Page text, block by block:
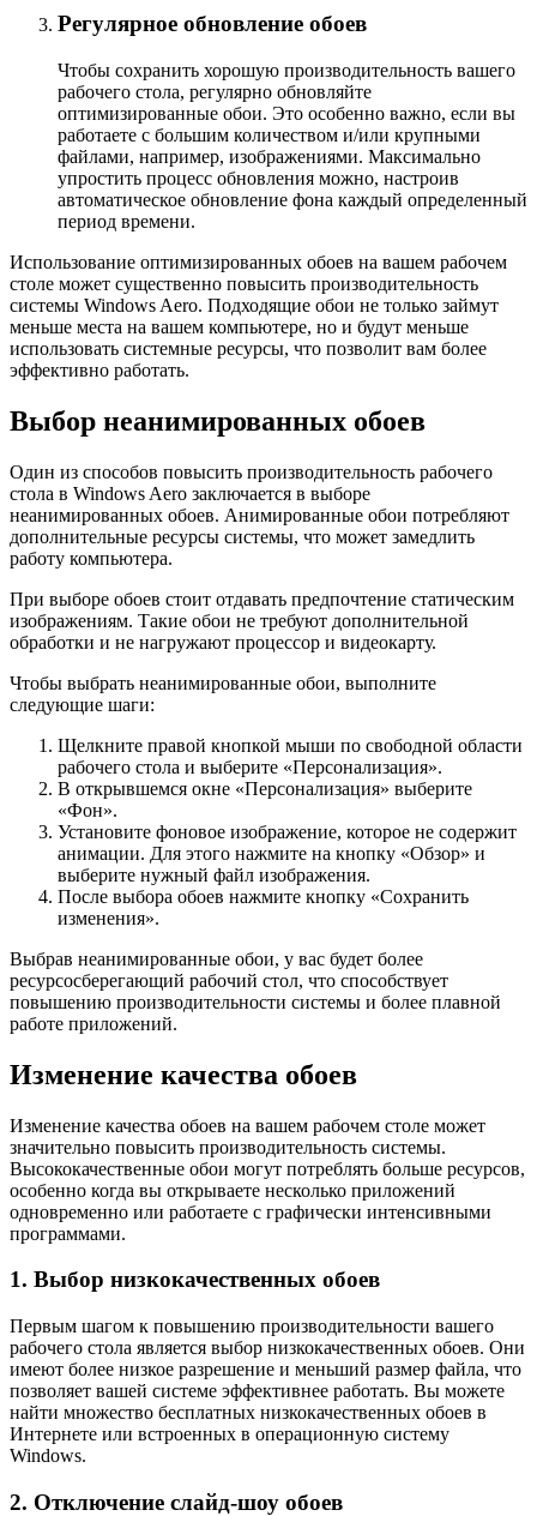
Регулярное обновление обоев
Чтобы сохранить хорошую производительность вашего
рабочего стола, регулярно обновляйте
оптимизированные обои. Это особенно важно, если вы
работаете с большим количеством и/или крупными
файлами, например, изображениями. Максимально
упростить процесс обновления можно, настроив
автоматическое обновление фона каждый определенный
период времени.
Использование оптимизированных обоев на вашем рабочем
столе может существенно повысить производительность
системы Windows Aero. Подходящие обои не только займут
меньше места на вашем компьютере, но и будут меньше
использовать системные ресурсы, что позволит вам более
эффективно работать.
Выбор неанимированных обоев
Один из способов повысить производительность рабочего
стола в Windows Aero заключается в выборе
неанимированных обоев. Анимированные обои потребляют
дополнительные ресурсы системы, что может замедлить
работу компьютера.
При выборе обоев стоит отдавать предпочтение статическим
изображениям. Такие обои не требуют дополнительной
обработки и не нагружают процессор и видеокарту.
Чтобы выбрать неанимированные обои, выполните
следующие шаги:
Щелкните правой кнопкой мыши по свободной области
рабочего стола и выберите «Персонализация».
В открывшемся окне «Персонализация» выберите
«Фон».
Установите фоновое изображение, которое не содержит
анимации. Для этого нажмите на кнопку «Обзор» и
выберите нужный файл изображения.
После выбора обоев нажмите кнопку «Сохранить
изменения».
Выбрав неанимированные обои, у вас будет более
ресурсосберегающий рабочий стол, что способствует
повышению производительности системы и более плавной
работе приложений.
Изменение качества обоев
Изменение качества обоев на вашем рабочем столе может
значительно повысить производительность системы.
Высококачественные обои могут потреблять больше ресурсов,
особенно когда вы открываете несколько приложений
одновременно или работаете с графически интенсивными
программами.
1. Выбор низкокачественных обоев
Первым шагом к повышению производительности вашего
рабочего стола является выбор низкокачественных обоев. Они
имеют более низкое разрешение и меньший размер файла, что
позволяет вашей системе эффективнее работать. Вы можете
найти множество бесплатных низкокачественных обоев в
Интернете или встроенных в операционную систему
Windows.
2. Отключение слайд-шоу обоев